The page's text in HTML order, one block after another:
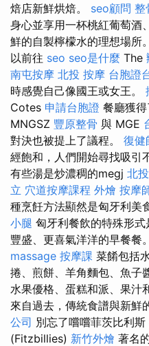
焙店新鮮烘焙。 seo顧問 整
身心並享用一杯桃紅葡萄酒
鮮的自製檸檬水的理想場所
以前往 seo seo是什麼 The
南屯按摩 北投 按摩 台胞證
時感覺自己像國王或女王。
Cotes 申請台胞證 餐廳獲得
MNGSZ 豐原整骨 與 MGE
對決也被提上了議程。 復健
經飽和，人們開始尋找吸引
有些湯是炒濃稠的megj 北
立 穴道按摩課程 外燴 按摩
種烹飪方法顯然是匈牙利美
小腿 匈牙利餐飲的特殊形
豐盛、更喜氣洋洋的早餐餐。
massage 按摩課 菜餚包括
捲、煎餅、羊角麵包、魚子
水果優格、蛋糕和派、果汁
來自過去，傳統食譜與新鮮
公司 別忘了嚐嚐菲茨比利斯
(Fitzbillies) 新竹外燴 著名